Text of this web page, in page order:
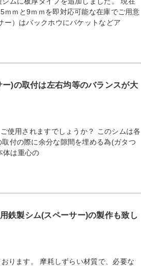
ｍｍと9ｍｍを即対応可能な在庫でご用意
ー）はバックホウにバケットなどア
)の取付は左右均等のバランスが大
使用されますでしょうか？ このシムは各
付の際に余分な隙間を埋める為(ガタつ
体は重心の
鉄製シム(スペーサー)の製作も致し
ります。 摩耗しずらい材質で、必要な